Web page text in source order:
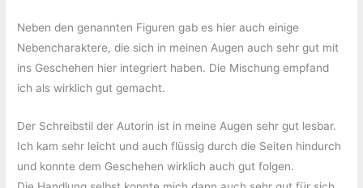
Neben den genannten Figuren gab es hier auch einige
Nebencharaktere, die sich in meinen Augen auch sehr gut mit
ins Geschehen hier integriert haben. Die Mischung empfand
ich als wirklich gut gemacht.
Der Schreibstil der Autorin ist in meine Augen sehr gut lesbar.
Ich kam sehr leicht und auch flüssig durch die Seiten hindurch
und konnte dem Geschehen wirklich auch gut folgen.